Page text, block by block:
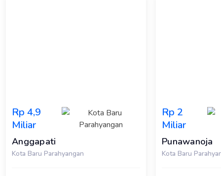
Rp 4,9
Miliar
Anggapati
Kota Baru Parahyangan
Rp 2
Miliar
Punawanoja
Kota Baru